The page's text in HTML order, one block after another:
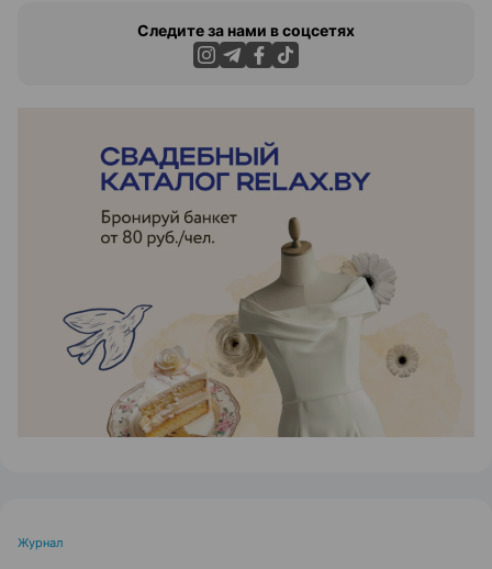
Следите за нами в соцсетях
ЭФФЕКТИВНАЯ РЕКЛАМА НА САЙТЕ
Журнал